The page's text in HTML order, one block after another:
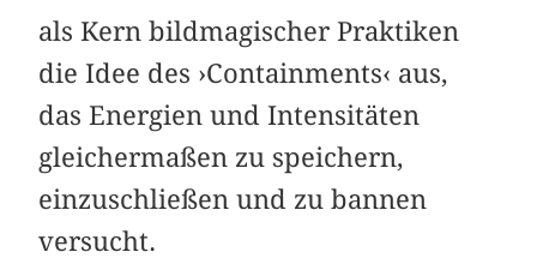
als Kern bildmagischer Praktiken
die Idee des ›Containments‹ aus,
das Energien und Intensitäten
gleichermaßen zu speichern,
einzuschließen und zu bannen
versucht.